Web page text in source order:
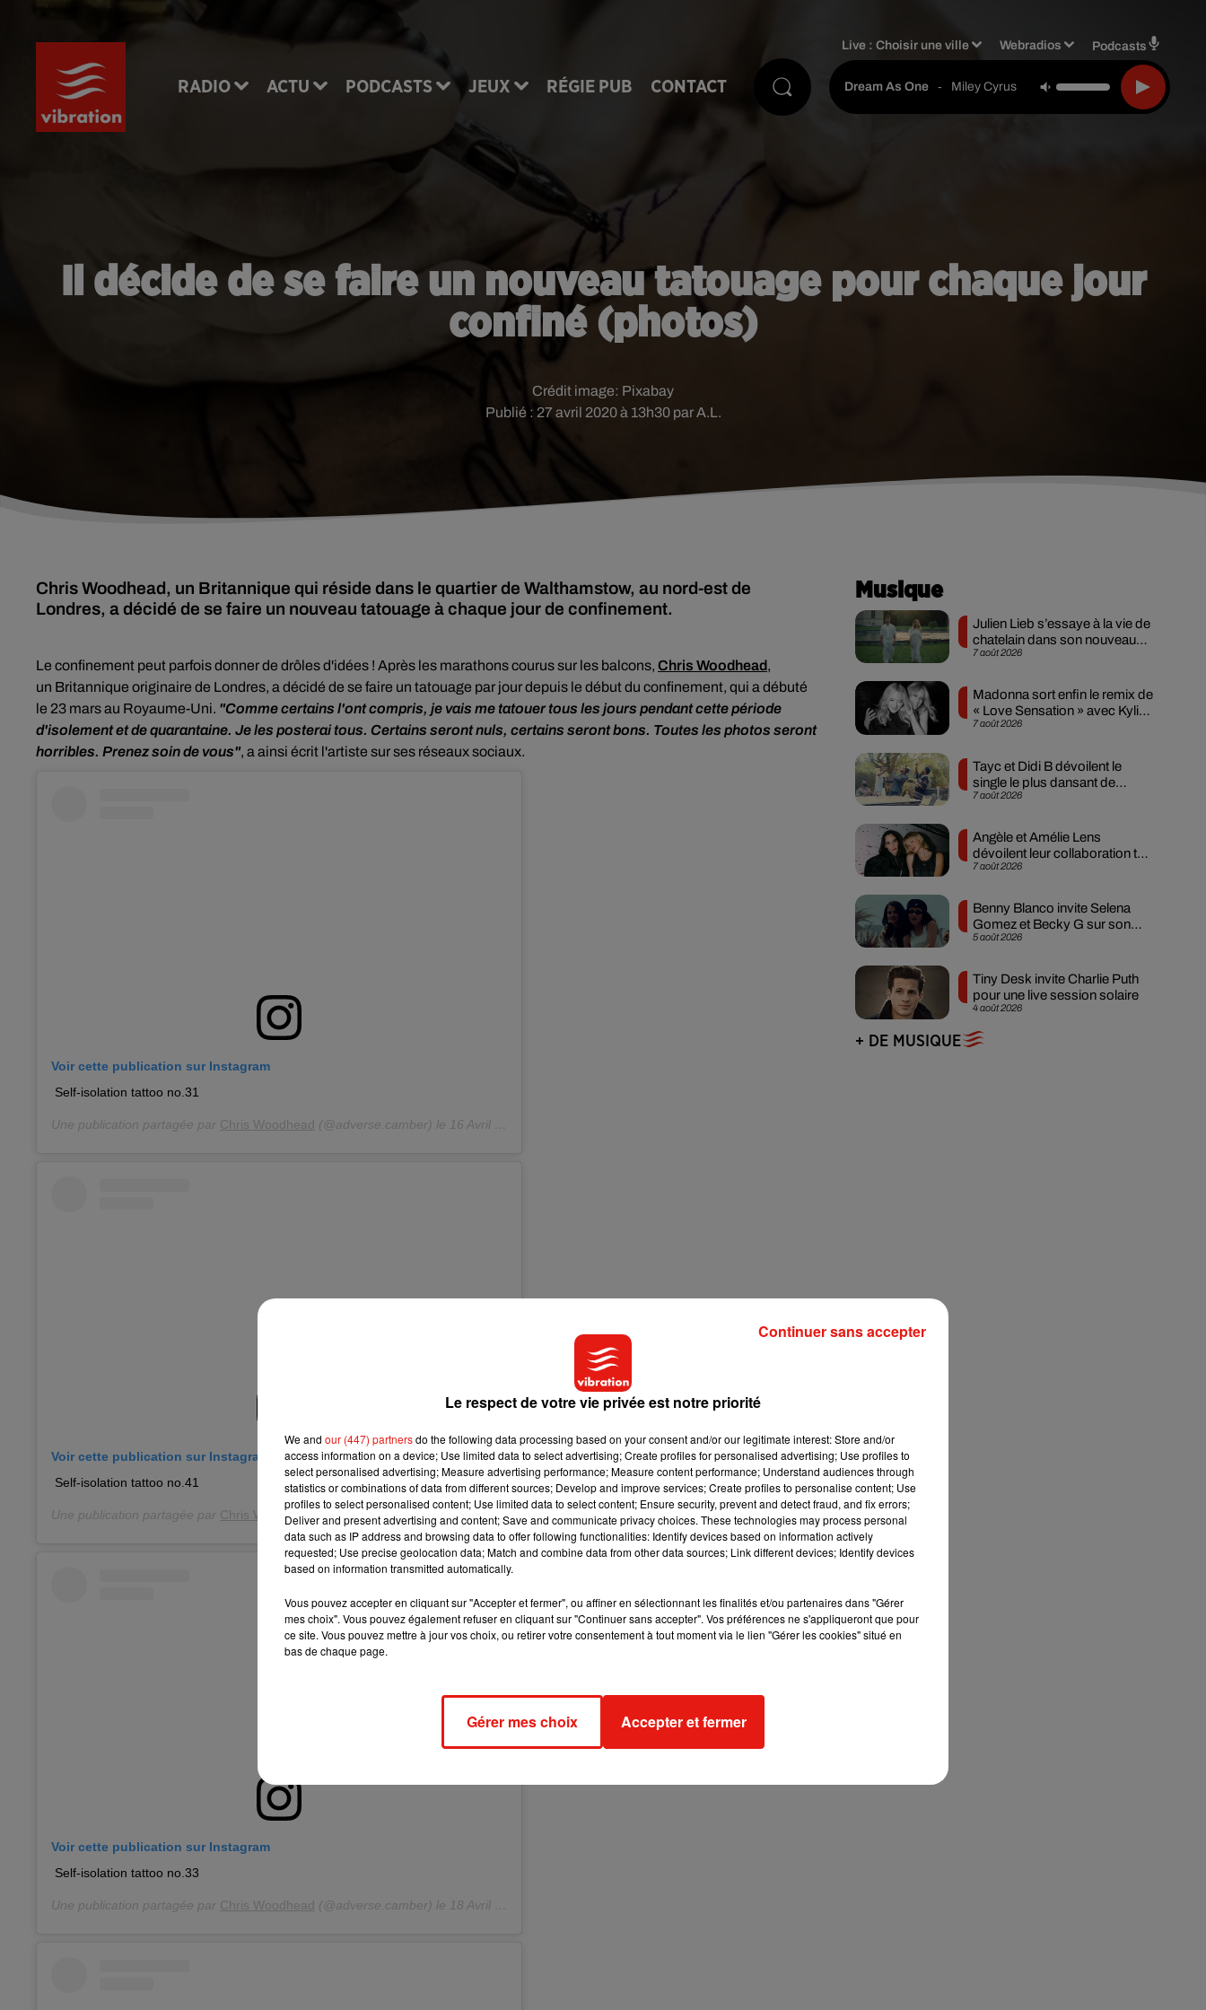
RADIO ACTU PODCASTS JEUX RÉGIE PUB CONTACT
Live :Choisir une ville Webradios Podcasts
Dream As One - Miley Cyrus
Il décide de se faire un nouveau tatouage pour chaque jour
confiné (photos)
Publié : 27 avril 2020 à 13h30 par A.L.
Crédit image: Pixabay
Chris Woodhead, un Britannique qui réside dans le quartier de Walthamstow, au nord-est de
Londres, a décidé de se faire un nouveau tatouage à chaque jour de confinement.
Le confinement peut parfois donner de drôles d'idées ! Après les marathons courus sur les balcons, Chris Woodhead,
un Britannique originaire de Londres, a décidé de se faire un tatouage par jour depuis le début du confinement, qui a débuté
le 23 mars au Royaume-Uni. "Comme certains l'ont compris, je vais me tatouer tous les jours pendant cette période
d'isolement et de quarantaine. Je les posterai tous. Certains seront nuls, certains seront bons. Toutes les photos seront
horribles. Prenez soin de vous", a ainsi écrit l'artiste sur ses réseaux sociaux.
Voir cette publication sur Instagram
Self-isolation tattoo no.31
Une publication partagée par Chris Woodhead (@adverse.camber) le 16 Avril 2020 à 6 :39 PDT
Voir cette publication sur Instagram
Self-isolation tattoo no.41
Une publication partagée par Chris Woodhead (@adverse.camber) le 26 Avril 2020 à 7 :39 PDT
Voir cette publication sur Instagram
Self-isolation tattoo no.33
Une publication partagée par Chris Woodhead (@adverse.camber) le 18 Avril 2020 à 6 :31 PDT
Musique
7 août 2026
Julien Lieb s’essaye à la vie de
chatelain dans son nouveau
clip
7 août 2026
Madonna sort enfin le remix de
« Love Sensation » avec Kylie
Minogue
7 août 2026
Tayc et Didi B dévoilent le
single le plus dansant de
l’année
7 août 2026
Angèle et Amélie Lens
dévoilent leur collaboration tant
attendue
5 août 2026
Benny Blanco invite Selena
Gomez et Becky G sur son
nouveau single
4 août 2026
Tiny Desk invite Charlie Puth
pour une live session solaire
+ DE MUSIQUE
Le respect de votre vie privée est notre priorité
We and our (447) partnersdo the following data processing based on your consent and/or our legitimate interest: Store and/or
access information on a device; Use limited data to select advertising; Create profiles for personalised advertising; Use profiles to
select personalised advertising; Measure advertising performance; Measure content performance; Understand audiences through
statistics or combinations of data from different sources; Develop and improve services; Create profiles to personalise content; Use
profiles to select personalised content; Use limited data to select content; Ensure security, prevent and detect fraud, and fix errors;
Deliver and present advertising and content; Save and communicate privacy choices. These technologies may process personal
data such as IP address and browsing data to offer following functionalities: Identify devices based on information actively
requested; Use precise geolocation data; Match and combine data from other data sources; Link different devices; Identify devices
based on information transmitted automatically.
Vous pouvez accepter en cliquant sur "Accepter et fermer", ou affiner en sélectionnant les finalités et/ou partenaires dans "Gérer
mes choix". Vous pouvez également refuser en cliquant sur "Continuer sans accepter". Vos préférences ne s'appliqueront que pour
ce site. Vous pouvez mettre à jour vos choix, ou retirer votre consentement à tout moment via le lien "Gérer les cookies" situé en
bas de chaque page.
Gérer mes choix Accepter et fermer
Continuer sans accepter